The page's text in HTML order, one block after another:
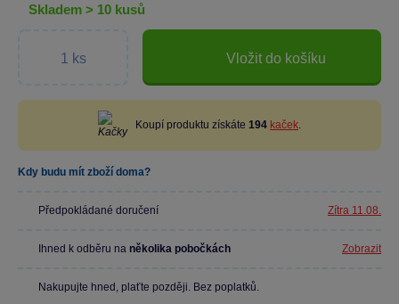
skladem > 10 kusů
Vložit do košíku
Koupí produktu získáte 194 kaček.
Kdy budu mít zboží doma?
Předpokládané doručení Zítra 11.08.
Ihned k odběru na několika pobočkách Zobrazit
Nakupujte hned, plaťte později. Bez poplatků.